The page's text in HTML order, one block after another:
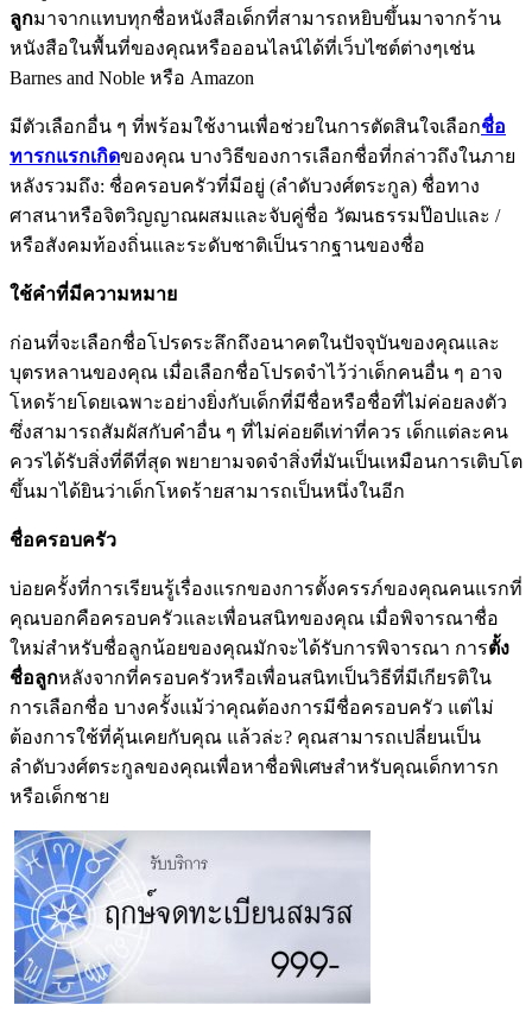
ลูกมาจากแทบทุกชื่อหนังสือเด็กที่สามารถหยิบขึ้นมาจากร้าน
หนังสือในพื้นที่ของคุณหรือออนไลน์ได้ที่เว็บไซต์ต่างๆเช่น
Barnes and Noble หรือ Amazon
มีตัวเลือกอื่น ๆ ที่พร้อมใช้งานเพื่อช่วยในการตัดสินใจเลือกชื่อ
ทารกแรกเกิดของคุณ บางวิธีของการเลือกชื่อที่กล่าวถึงในภาย
หลังรวมถึง: ชื่อครอบครัวที่มีอยู่ (ลำดับวงศ์ตระกูล) ชื่อทาง
ศาสนาหรือจิตวิญญาณผสมและจับคู่ชื่อ วัฒนธรรมป๊อปและ /
หรือสังคมท้องถิ่นและระดับชาติเป็นรากฐานของชื่อ
ใช้คำที่มีความหมาย
ก่อนที่จะเลือกชื่อโปรดระลึกถึงอนาคตในปัจจุบันของคุณและ
บุตรหลานของคุณ เมื่อเลือกชื่อโปรดจำไว้ว่าเด็กคนอื่น ๆ อาจ
โหดร้ายโดยเฉพาะอย่างยิ่งกับเด็กที่มีชื่อหรือชื่อที่ไม่ค่อยลงตัว
ซึ่งสามารถสัมผัสกับคำอื่น ๆ ที่ไม่ค่อยดีเท่าที่ควร เด็กแต่ละคน
ควรได้รับสิ่งที่ดีที่สุด พยายามจดจำสิ่งที่มันเป็นเหมือนการเติบโต
ขึ้นมาได้ยินว่าเด็กโหดร้ายสามารถเป็นหนึ่งในอีก
ชื่อครอบครัว
บ่อยครั้งที่การเรียนรู้เรื่องแรกของการตั้งครรภ์ของคุณคนแรกที่
คุณบอกคือครอบครัวและเพื่อนสนิทของคุณ เมื่อพิจารณาชื่อ
ใหม่สำหรับชื่อลูกน้อยของคุณมักจะได้รับการพิจารณา การตั้ง
ชื่อลูกหลังจากที่ครอบครัวหรือเพื่อนสนิทเป็นวิธีที่มีเกียรติใน
การเลือกชื่อ บางครั้งแม้ว่าคุณต้องการมีชื่อครอบครัว แต่ไม่
ต้องการใช้ที่คุ้นเคยกับคุณ แล้วล่ะ? คุณสามารถเปลี่ยนเป็น
ลำดับวงศ์ตระกูลของคุณเพื่อหาชื่อพิเศษสำหรับคุณเด็กทารก
หรือเด็กชาย